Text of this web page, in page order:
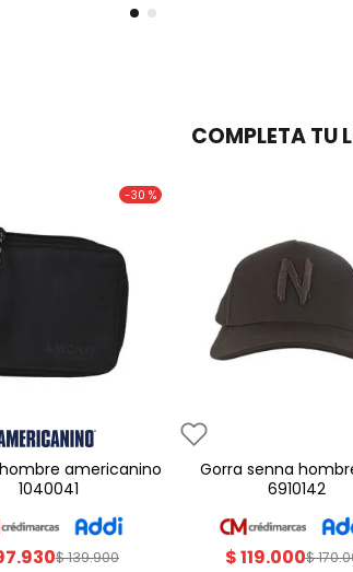
COMPLETA TU
-30 %
1040041
.930$139.900
gorra senna hombre nea
6910142
$119.000$170.